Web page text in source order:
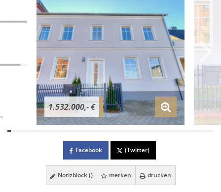
1.532.000,- €
Facebook (Twitter)
Notizblock () merken drucken